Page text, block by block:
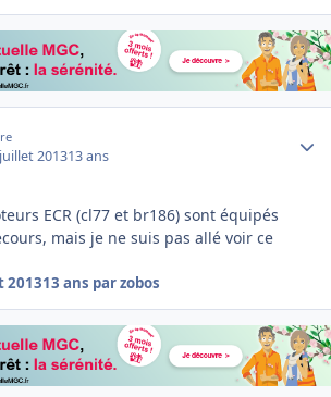
201313 ans
ECR (cl77 et br186) sont équipés
mais je ne suis pas allé voir ce
201313 ans par zobos